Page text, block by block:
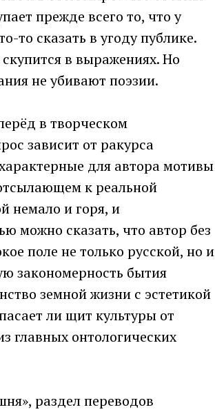
прежде всего то, что у
то сказать в угоду публике.
в выражениях. Но
не убивают поэзии.
в творческом
зависит от ракурса
для автора мотивы
к реальной
немало и горя, и
можно сказать, что автор без
поле не только русской, но и
закономерность бытия
земной жизни с эстетикой
ли щит культуры от
главных онтологических
раздел переводов